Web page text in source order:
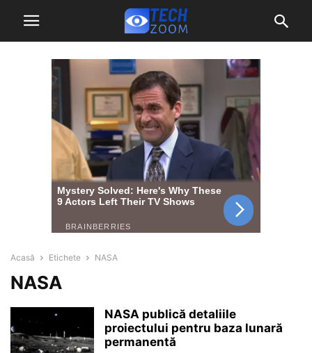
Acasă Etichete NASA
NASA
NASA publică detaliile
proiectului pentru baza lunară
permanentă